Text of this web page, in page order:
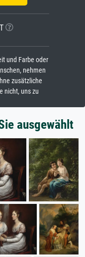
und Farbe oder
nehmen
zusätzliche
nicht, uns zu
ausgewählt